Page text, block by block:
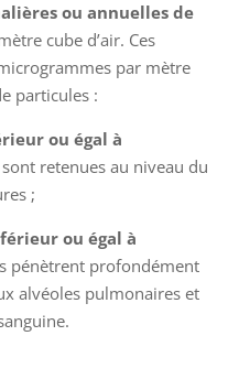
ou annuelles de
cube d’air. Ces
par mètre
particules :
ou égal à
retenues au niveau du
;
ou égal à
pénètrent profondément
alvéoles pulmonaires et